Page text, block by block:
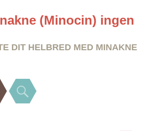
(Minocin) ingen
DIT HELBRED MED MINAKNE
Search